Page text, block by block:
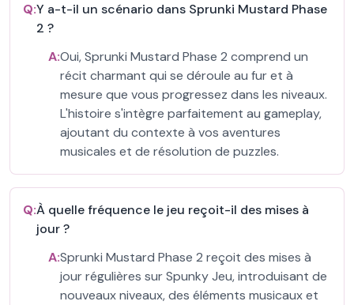
Q:Y a-t-il un scénario dans Sprunki Mustard Phase
2 ?
A:Oui, Sprunki Mustard Phase 2 comprend un
récit charmant qui se déroule au fur et à
mesure que vous progressez dans les niveaux.
L'histoire s'intègre parfaitement au gameplay,
ajoutant du contexte à vos aventures
musicales et de résolution de puzzles.
Q:À quelle fréquence le jeu reçoit-il des mises à
jour ?
A:Sprunki Mustard Phase 2 reçoit des mises à
jour régulières sur Spunky Jeu, introduisant de
nouveaux niveaux, des éléments musicaux et